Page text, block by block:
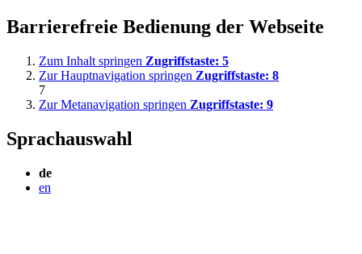
Barrierefreie Bedienung der Webseite
Zum Inhalt springen Zugriffstaste: 5
Zur Hauptnavigation springen Zugriffstaste: 8
7
Zur Metanavigation springen Zugriffstaste: 9
Sprachauswahl
de
en